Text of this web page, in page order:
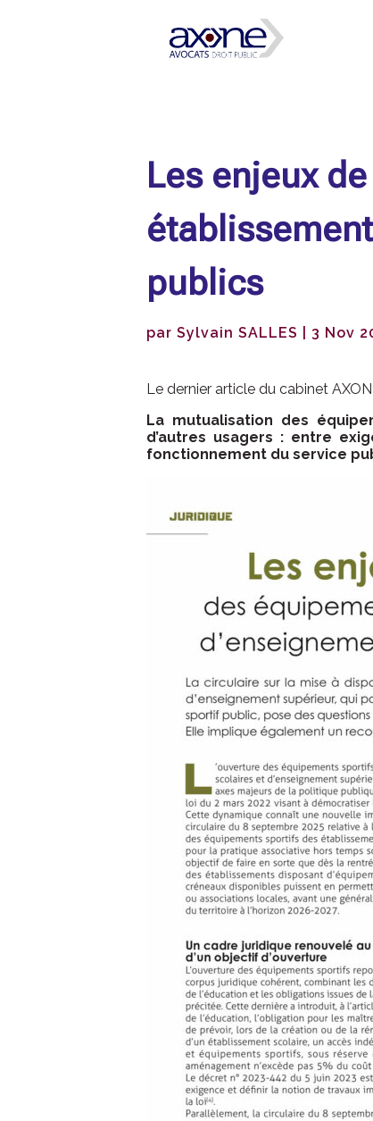
Les enjeux
publics
parSylvain SALLES 3 Nov
Le dernier article du cabinet
La mutualisation des
d’autres usagers : entre
fonctionnement du service